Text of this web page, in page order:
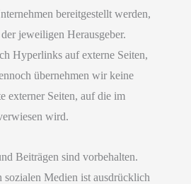
bereitgestellt werden,
jeweiligen Herausgeber.
Hyperlinks auf externe Seiten,
übernehmen wir keine
externer Seiten, auf die im
wird.
Beiträgen sind vorbehalten.
sozialen Medien ist ausdrücklich